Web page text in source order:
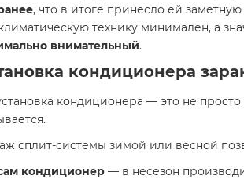
, что в итоге принесло ей
технику минимален, а
внимательный.
кондиционера
кондиционера — это не просто
сплит-системы зимой или весной
кондиционер — в несезон